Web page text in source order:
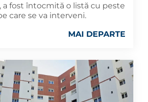
a fost întocmită o listă cu peste
care se va interveni.
MAI DEPARTE